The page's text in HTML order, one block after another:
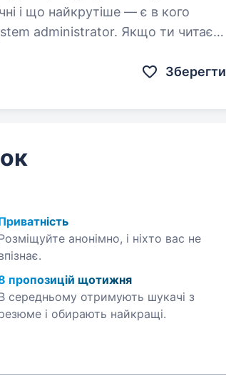
і що найкрутіше — є в кого
administrator. Якщо ти читаєш
Зберегти
анонімно, і ніхто вас не
пропозицій щотижня
середньому отримують шукачі з
і обирають найкращі.